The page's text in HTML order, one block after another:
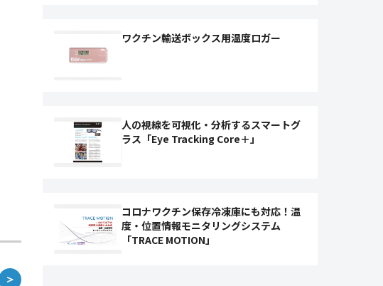
＞
ワクチン輸送ボックス用温度ロガー
人の視線を可視化・分析するスマートグ
ラス「Eye Tracking Core＋」
コロナワクチン保存冷凍庫にも対応！温
度・位置情報モニタリングシステム
「TRACE MOTION」